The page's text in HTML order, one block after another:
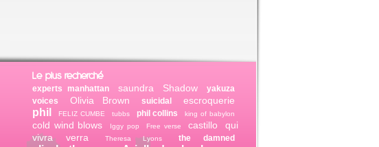
Le plus recherché
experts manhattan saundra Shadow
yakuza
voices
Olivia Brown suicidal escroquerie
phil FELIZ CUMBE tubbs phil collins king of babylon
cold wind blows Iggy pop Free verse castillo
qui
vivra verra
Theresa Lyons the damned